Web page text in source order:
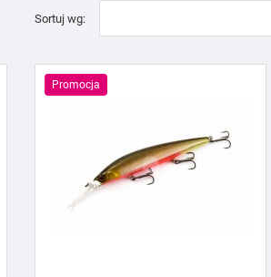
Sortuj wg:
Promocja